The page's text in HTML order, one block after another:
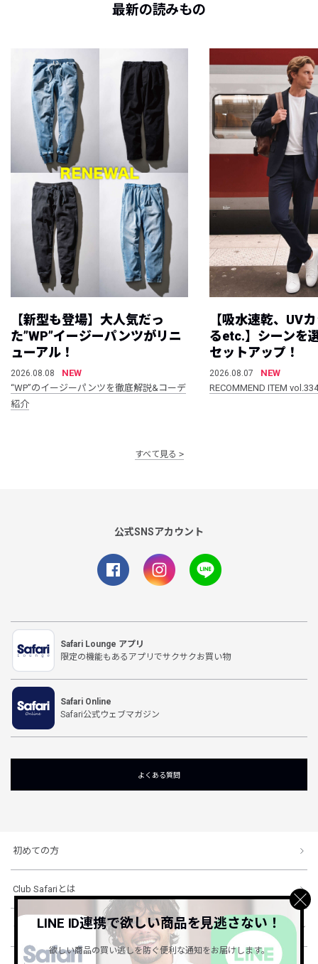
最新の読みもの
【新型も登場】大人気だっ
た”WP”イージーパンツがリニ
ューアル！
2026.08.08
NEW
“WP”のイージーパンツを徹底解説&コーデ
紹介
【吸水速乾、UV
るetc.】シーンを
セットアップ！
2026.08.07
NEW
RECOMMEND ITEM vol.334
すべて見る
公式SNSアカウント
Safari Lounge アプリ
限定の機能もあるアプリでサクサクお買い物
Safari Online
Safari公式ウェブマガジン
よくある質問
初めての方
Club Safariとは
ショッピングガイド
LINE ID連携で欲しい商品を見逃さない！
欲しい商品の買い逃しを防ぐ便利な通知をお届けします。